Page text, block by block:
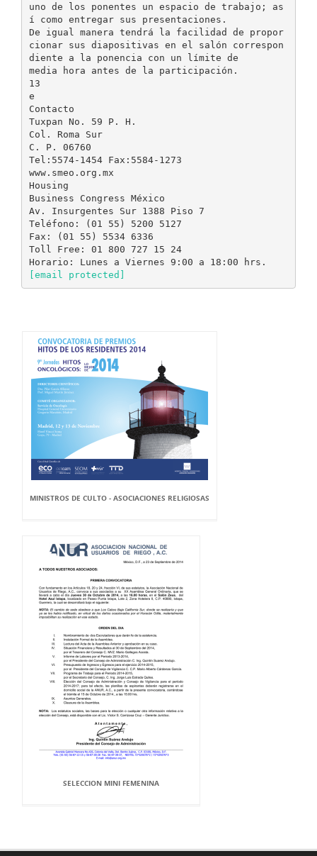
uno de los ponentes un espacio de trabajo; as
í como entregar sus presentaciones.
De igual manera tendrá la facilidad de propor
cionar sus diapositivas en el salón correspon
diente a la ponencia con un límite de
media hora antes de la participación.
13
e
Contacto
Tuxpan No. 59 P. H.
Col. Roma Sur
C. P. 06760
Tel:5574-1454 Fax:5584-1273
www.smeo.org.mx
Housing
Business Congress México
Av. Insurgentes Sur 1388 Piso 7
Teléfono: (01 55) 5200 5127
Fax: (01 55) 5534 6336
Toll Free: 01 800 727 15 24
[email protected]
MINISTROS DE CULTO - ASOCIACIONES RELIGIOSAS
SELECCION MINI FEMENINA